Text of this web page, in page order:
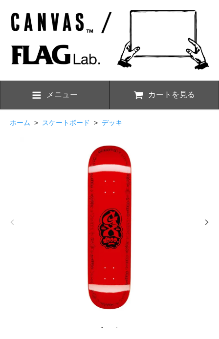
メニュー カートを見る
ホーム > スケートボード > デッキ